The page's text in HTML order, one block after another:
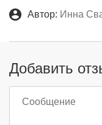
Автор: Инна
Добавить